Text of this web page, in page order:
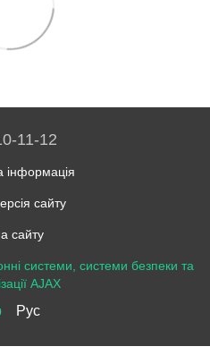
11-12
інформація
сайту
сайту
системи, системи безпеки та
AJAX
Рус